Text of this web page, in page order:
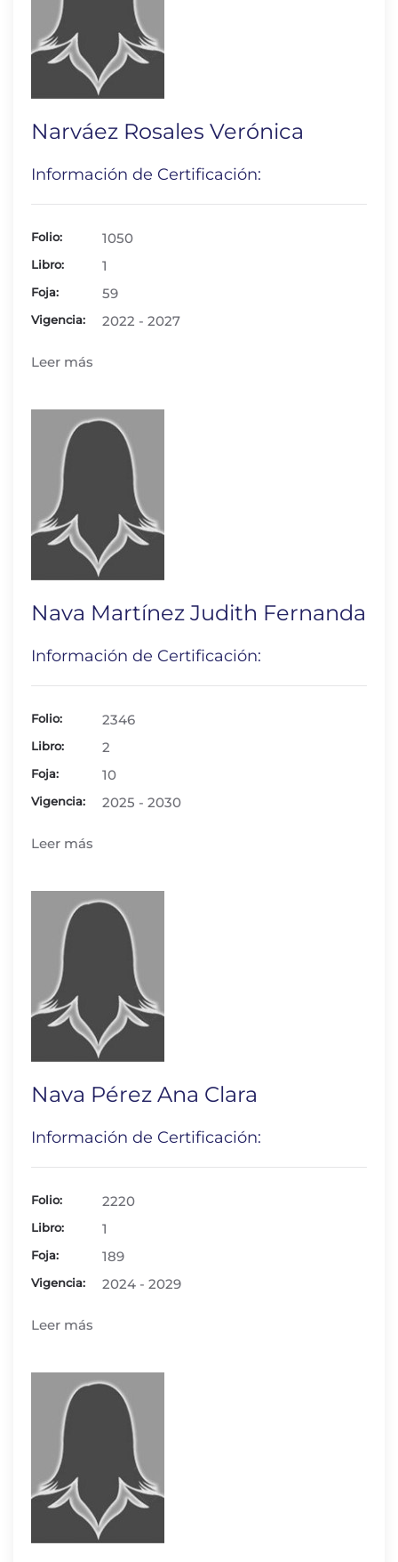
Narváez Rosales Verónica
Información de Certificación:
Folio: 1050
Libro: 1
Foja: 59
Vigencia: 2022 - 2027
Leer más
Nava Martínez Judith Fernanda
Información de Certificación:
Folio: 2346
Libro: 2
Foja: 10
Vigencia: 2025 - 2030
Leer más
Nava Pérez Ana Clara
Información de Certificación:
Folio: 2220
Libro: 1
Foja: 189
Vigencia: 2024 - 2029
Leer más